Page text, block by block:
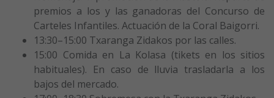
premios a los y las ganadoras del Concurso de
Carteles Infantiles. Actuación de la Coral Baigorri.
13:30–15:00 Txaranga Zidakos por las calles.
15:00 Comida en La Kolasa (tikets en los sitios
habituales). En caso de lluvia trasladarla a los
bajos del mercado.